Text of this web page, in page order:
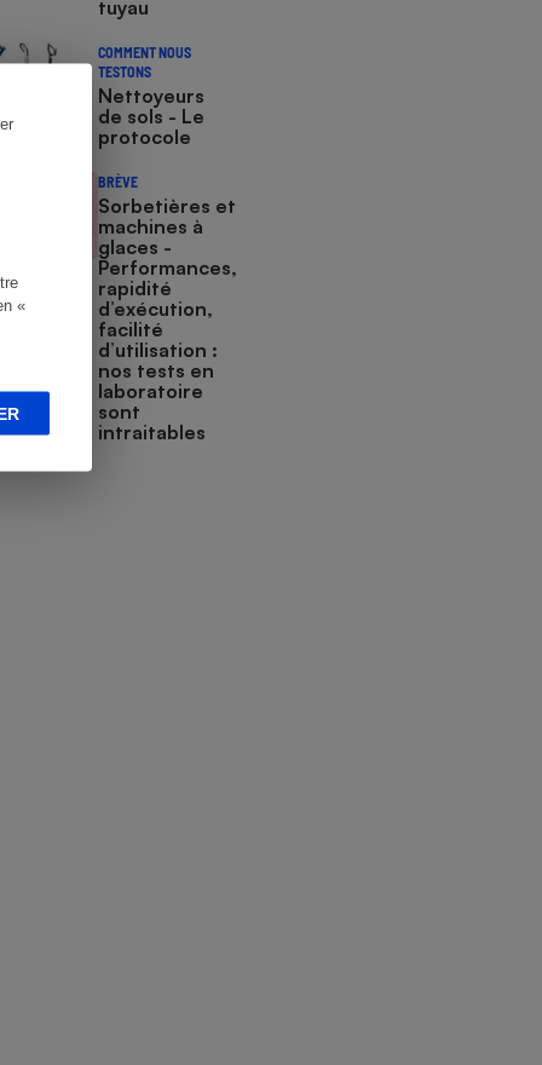
«
tuyau
COMMENT NOUS
TESTONS
Nettoyeurs
de sols - Le
protocole
BRÈVE
Sorbetières et
machines à
glaces​​​​​​ -
Performances,
rapidité
d’exécution,
facilité
d’utilisation :
nos tests en
laboratoire
sont
intraitables